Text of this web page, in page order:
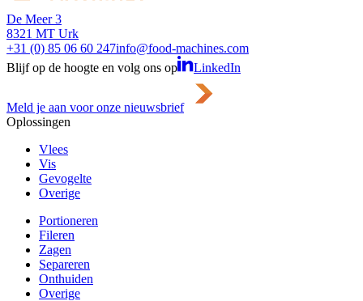
De Meer 3
8321 MT Urk
+31 (0) 85 06 60 247info@food-machines.com
Blijf op de hoogte en volg ons op
LinkedIn
Meld je aan voor onze nieuwsbrief
Oplossingen
Vlees
Vis
Gevogelte
Overige
Portioneren
Fileren
Zagen
Separeren
Onthuiden
Overige